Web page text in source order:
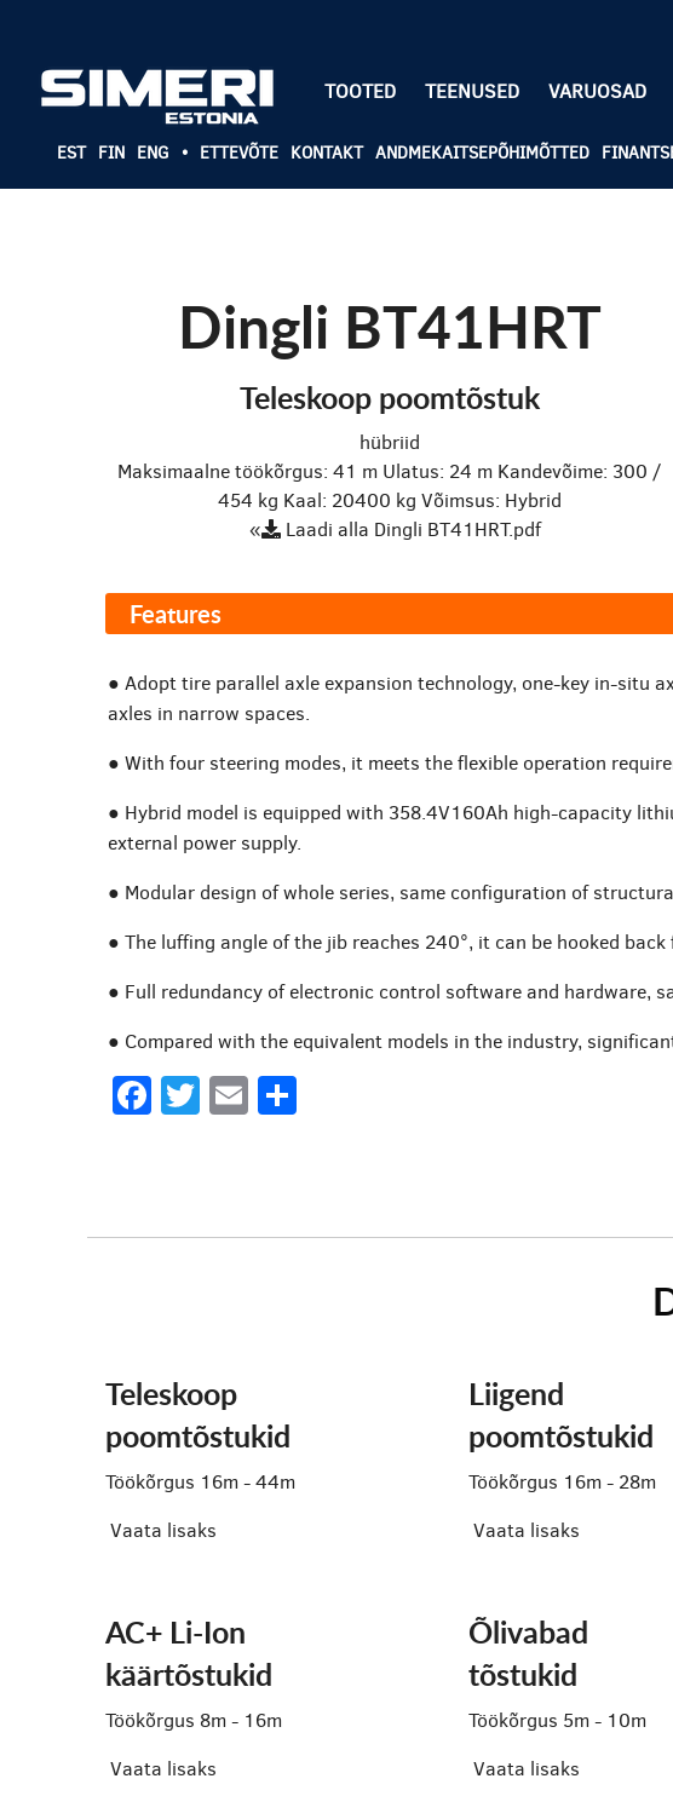
TOOTED TEENUSED VARUOSAD
EST FIN ENG • ETTEVÕTE KONTAKT ANDMEKAITSEPÕHIMÕTTED
Dingli BT41HRT
Teleskoop poomtõstuk
hübriid
Maksimaalne töökõrgus: 41 m Ulatus: 24 m Kandevõime: 300 /
454 kg Kaal: 20400 kg Võimsus: Hybrid
«
Laadi alla Dingli BT41HRT.pdf
Features
● Adopt tire parallel axle expansion technology, one-key in-situ
axles in narrow spaces.
● With four steering modes, it meets the flexible operation
● Hybrid model is equipped with 358.4V160Ah high-capacity
external power supply.
● Modular design of whole series, same configuration of
● The luffing angle of the jib reaches 240°, it can be hooked
● Full redundancy of electronic control software and hardware,
● Compared with the equivalent models in the industry,
Facebook
Twitter
Email
Teleskoop
poomtõstukid
Töökõrgus 16m - 44m
Vaata lisaks
Liigend
poomtõstukid
Töökõrgus 16m - 28m
Vaata lisaks
AC+ Li-Ion
käärtõstukid
Töökõrgus 8m - 16m
Vaata lisaks
Õlivabad
tõstukid
Töökõrgus 5m - 10m
Vaata lisaks